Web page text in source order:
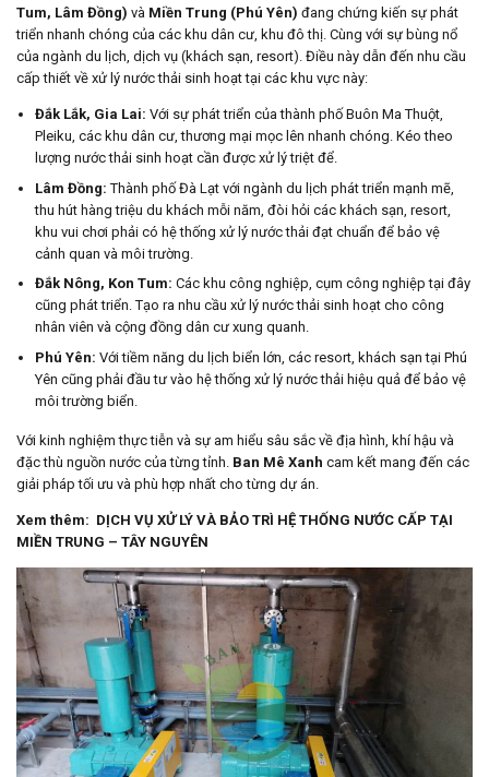
Tum, Lâm Đồng) và Miền Trung (Phú Yên) đang chứng kiến sự phát
triển nhanh chóng của các khu dân cư, khu đô thị. Cùng với sự bùng nổ
của ngành du lịch, dịch vụ (khách sạn, resort). Điều này dẫn đến nhu cầu
cấp thiết về xử lý nước thải sinh hoạt tại các khu vực này:
Đắk Lắk, Gia Lai: Với sự phát triển của thành phố Buôn Ma Thuột,
Pleiku, các khu dân cư, thương mại mọc lên nhanh chóng. Kéo theo
lượng nước thải sinh hoạt cần được xử lý triệt để.
Lâm Đồng: Thành phố Đà Lạt với ngành du lịch phát triển mạnh mẽ,
thu hút hàng triệu du khách mỗi năm, đòi hỏi các khách sạn, resort,
khu vui chơi phải có hệ thống xử lý nước thải đạt chuẩn để bảo vệ
cảnh quan và môi trường.
Đắk Nông, Kon Tum: Các khu công nghiệp, cụm công nghiệp tại đây
cũng phát triển. Tạo ra nhu cầu xử lý nước thải sinh hoạt cho công
nhân viên và cộng đồng dân cư xung quanh.
Phú Yên: Với tiềm năng du lịch biển lớn, các resort, khách sạn tại Phú
Yên cũng phải đầu tư vào hệ thống xử lý nước thải hiệu quả để bảo vệ
môi trường biển.
Với kinh nghiệm thực tiễn và sự am hiểu sâu sắc về địa hình, khí hậu và
đặc thù nguồn nước của từng tỉnh. Ban Mê Xanh cam kết mang đến các
giải pháp tối ưu và phù hợp nhất cho từng dự án.
Xem thêm: DỊCH VỤ XỬ LÝ VÀ BẢO TRÌ HỆ THỐNG NƯỚC CẤP TẠI
MIỀN TRUNG – TÂY NGUYÊN